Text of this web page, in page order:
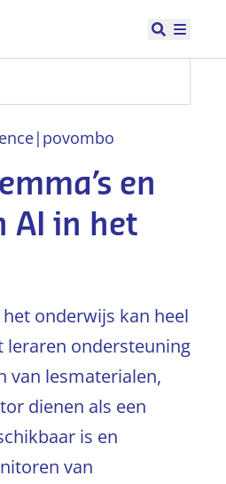
Open
| povombo
en
AI in het
onderwijs kan heel
leraren ondersteuning
van lesmaterialen,
dienen als een
is en
van